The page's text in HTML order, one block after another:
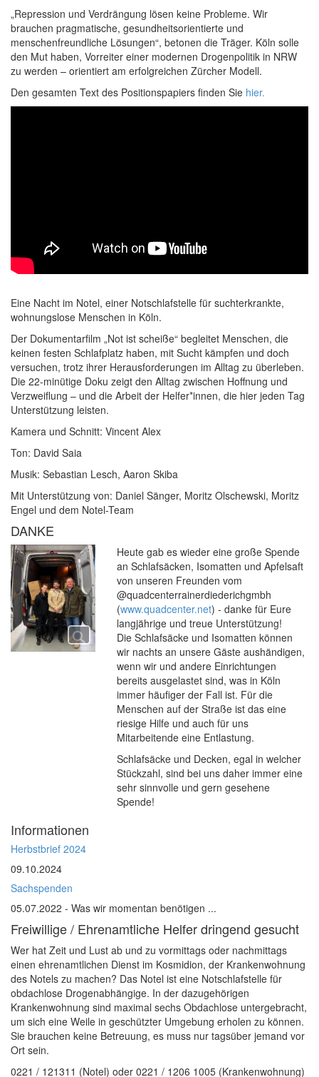
„Repression und Verdrängung lösen keine Probleme. Wir
brauchen pragmatische, gesundheitsorientierte und
menschenfreundliche Lösungen“, betonen die Träger. Köln solle
den Mut haben, Vorreiter einer modernen Drogenpolitik in NRW
zu werden – orientiert am erfolgreichen Zürcher Modell.
Den gesamten Text des Positionspapiers finden Sie hier.
Eine Nacht im Notel, einer Notschlafstelle für suchterkrankte,
wohnungslose Menschen in Köln.
Der Dokumentarfilm „Not ist scheiße“ begleitet Menschen, die
keinen festen Schlafplatz haben, mit Sucht kämpfen und doch
versuchen, trotz ihrer Herausforderungen im Alltag zu überleben.
Die 22-minütige Doku zeigt den Alltag zwischen Hoffnung und
Verzweiflung – und die Arbeit der Helfer*innen, die hier jeden Tag
Unterstützung leisten.
Kamera und Schnitt: Vincent Alex
Ton: David Saia
Musik: Sebastian Lesch, Aaron Skiba
Mit Unterstützung von: Daniel Sänger, Moritz Olschewski, Moritz
Engel und dem Notel-Team
DANKE
Heute gab es wieder eine große Spende
an Schlafsäcken, Isomatten und Apfelsaft
von unseren Freunden vom
@quadcenterrainerdiederichgmbh
(www.quadcenter.net) - danke für Eure
langjährige und treue Unterstützung!
Die Schlafsäcke und Isomatten können
wir nachts an unsere Gäste aushändigen,
wenn wir und andere Einrichtungen
bereits ausgelastet sind, was in Köln
immer häufiger der Fall ist. Für die
Menschen auf der Straße ist das eine
riesige Hilfe und auch für uns
Mitarbeitende eine Entlastung.
Schlafsäcke und Decken, egal in welcher
Stückzahl, sind bei uns daher immer eine
sehr sinnvolle und gern gesehene
Spende!
Informationen
Herbstbrief 2024
09.10.2024
Sachspenden
05.07.2022 - Was wir momentan benötigen ...
Freiwillige / Ehrenamtliche Helfer dringend gesucht
Wer hat Zeit und Lust ab und zu vormittags oder nachmittags
einen ehrenamtlichen Dienst im Kosmidion, der Krankenwohnung
des Notels zu machen? Das Notel ist eine Notschlafstelle für
obdachlose Drogenabhängige. In der dazugehörigen
Krankenwohnung sind maximal sechs Obdachlose untergebracht,
um sich eine Weile in geschützter Umgebung erholen zu können.
Sie brauchen keine Betreuung, es muss nur tagsüber jemand vor
Ort sein.
0221 / 121311 (Notel) oder 0221 / 1206 1005 (Krankenwohnung)